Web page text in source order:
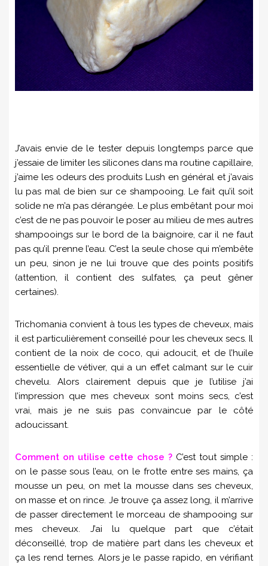
J’avais envie de le tester depuis longtemps parce que
j’essaie de limiter les silicones dans ma routine capillaire,
j’aime les odeurs des produits Lush en général et j’avais
lu pas mal de bien sur ce shampooing. Le fait qu’il soit
solide ne m’a pas dérangée. Le plus embêtant pour moi
c’est de ne pas pouvoir le poser au milieu de mes autres
shampooings sur le bord de la baignoire, car il ne faut
pas qu’il prenne l’eau. C’est la seule chose qui m’embête
un peu, sinon je ne lui trouve que des points positifs
(attention, il contient des sulfates, ça peut gêner
certaines).
Trichomania convient à tous les types de cheveux, mais
il est particulièrement conseillé pour les cheveux secs. Il
contient de la noix de coco, qui adoucit, et de l’huile
essentielle de vétiver, qui a un effet calmant sur le cuir
chevelu. Alors clairement depuis que je l’utilise j’ai
l’impression que mes cheveux sont moins secs, c’est
vrai, mais je ne suis pas convaincue par le côté
adoucissant.
Comment on utilise cette chose ? C’est tout simple :
on le passe sous l’eau, on le frotte entre ses mains, ça
mousse un peu, on met la mousse dans ses cheveux,
on masse et on rince. Je trouve ça assez long, il m’arrive
de passer directement le morceau de shampooing sur
mes cheveux. J’ai lu quelque part que c’était
déconseillé, trop de matière part dans les cheveux et
ça les rend ternes. Alors je le passe rapido, en vérifiant